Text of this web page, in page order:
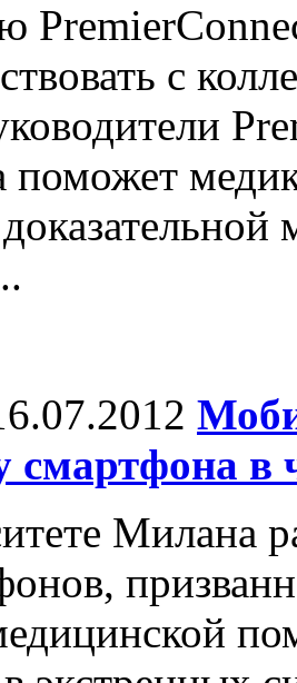
с
поможет
смартфона в
Милана